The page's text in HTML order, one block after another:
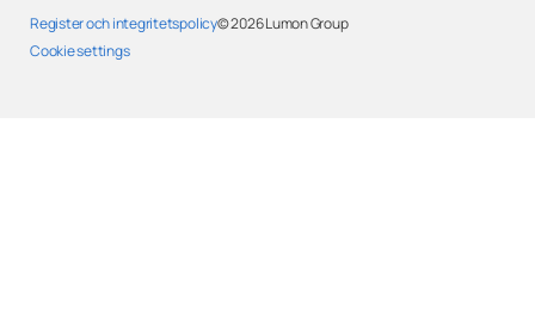
Register och integritetspolicy
Cookie settings
© 2026Lumon Group